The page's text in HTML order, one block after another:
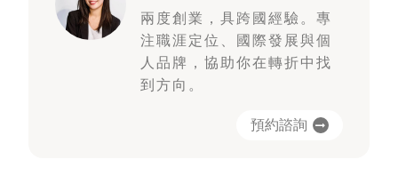
兩度創業，具跨國經驗。專
注職涯定位、國際發展與個
人品牌，協助你在轉折中找
到方向。
預約諮詢